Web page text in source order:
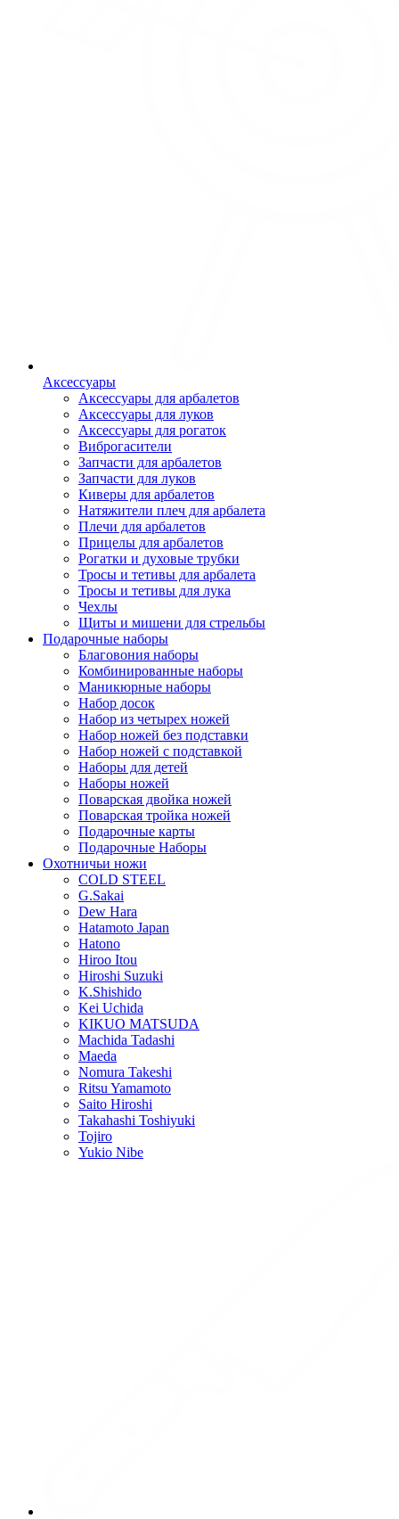
Аксессуары
Аксессуары для арбалетов
Аксессуары для луков
Аксессуары для рогаток
Виброгасители
Запчасти для арбалетов
Запчасти для луков
Киверы для арбалетов
Натяжители плеч для арбалета
Плечи для арбалетов
Прицелы для арбалетов
Рогатки и духовые трубки
Тросы и тетивы для арбалета
Тросы и тетивы для лука
Чехлы
Щиты и мишени для стрельбы
Подарочные наборы
Благовония наборы
Комбинированные наборы
Маникюрные наборы
Набор досок
Набор из четырех ножей
Набор ножей без подставки
Набор ножей с подставкой
Наборы для детей
Наборы ножей
Поварская двойка ножей
Поварская тройка ножей
Подарочные карты
Подарочные Наборы
Охотничьи ножи
COLD STEEL
G.Sakai
Dew Hara
Hatamoto Japan
Hatono
Hiroo Itou
Hiroshi Suzuki
K.Shishido
Kei Uchida
KIKUO MATSUDA
Machida Tadashi
Maeda
Nomura Takeshi
Ritsu Yamamoto
Saito Hiroshi
Takahashi Toshiyuki
Tojiro
Yukio Nibe